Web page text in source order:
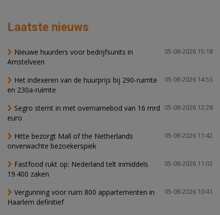
Laatste nieuws
05-08-2026 15:18
Nieuwe huurders voor bedrijfsunits in
Amstelveen
05-08-2026 14:53
Het indexeren van de huurprijs bij 290-ruimte
en 230a-ruimte
05-08-2026 12:28
Segro stemt in met overnamebod van 16 mrd
euro
05-08-2026 11:42
Hitte bezorgt Mall of the Netherlands
onverwachte bezoekerspiek
05-08-2026 11:02
Fastfood rukt op: Nederland telt inmiddels
19.400 zaken
05-08-2026 10:41
Vergunning voor ruim 800 appartementen in
Haarlem definitief